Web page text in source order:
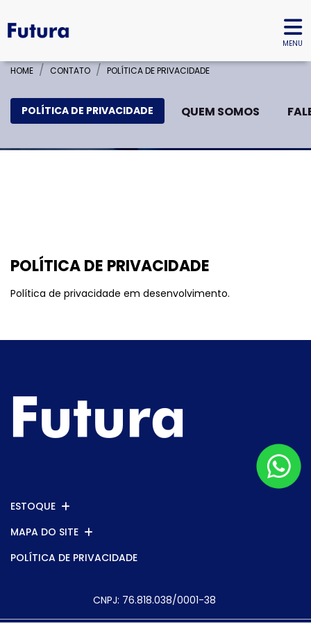
MENU
templates.template-
HOME CONTATO POLÍTICA DE PRIVACIDADE
QUEM SOMOS
POLÍTICA DE PRIVACIDADE
POLÍTICA DE PRIVACIDADE
Política de privacidade em desenvolvimento.
ESTOQUE
MAPA DO SITE
POLÍTICA DE PRIVACIDADE
CNPJ: 76.818.038/0001-38